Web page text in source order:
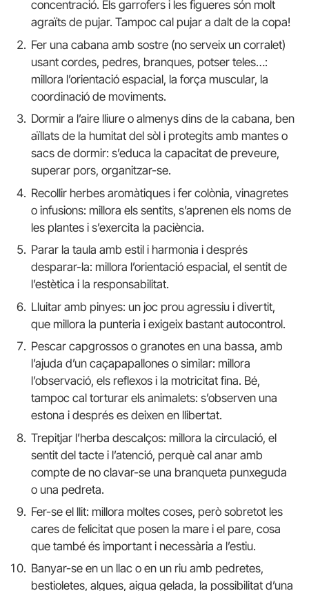
concentració. Els garrofers i les figueres són molt
agraïts de pujar. Tampoc cal pujar a dalt de la copa!
Fer una cabana amb sostre (no serveix un corralet)
usant cordes, pedres, branques, potser teles…:
millora l’orientació espacial, la força muscular, la
coordinació de moviments.
Dormir a l’aire lliure o almenys dins de la cabana, ben
aïllats de la humitat del sòl i protegits amb mantes o
sacs de dormir: s’educa la capacitat de preveure,
superar pors, organitzar-se.
Recollir herbes aromàtiques i fer colònia, vinagretes
o infusions: millora els sentits, s’aprenen els noms de
les plantes i s’exercita la paciència.
Parar la taula amb estil i harmonia i després
desparar-la: millora l’orientació espacial, el sentit de
l’estètica i la responsabilitat.
Lluitar amb pinyes: un joc prou agressiu i divertit,
que millora la punteria i exigeix ​​bastant autocontrol.
Pescar capgrossos o granotes en una bassa, amb
l’ajuda d’un caçapapallones o similar: millora
l’observació, els reflexos i la motricitat fina. Bé,
tampoc cal torturar els animalets: s’observen una
estona i després es deixen en llibertat.
Trepitjar l’herba descalços: millora la circulació, el
sentit del tacte i l’atenció, perquè cal anar amb
compte de no clavar-se una branqueta punxeguda
o una pedreta.
Fer-se el llit: millora moltes coses, però sobretot les
cares de felicitat que posen la mare i el pare, cosa
que també és important i necessària a l’estiu.
Banyar-se en un llac o en un riu amb pedretes,
bestioletes, algues, aigua gelada, la possibilitat d’una